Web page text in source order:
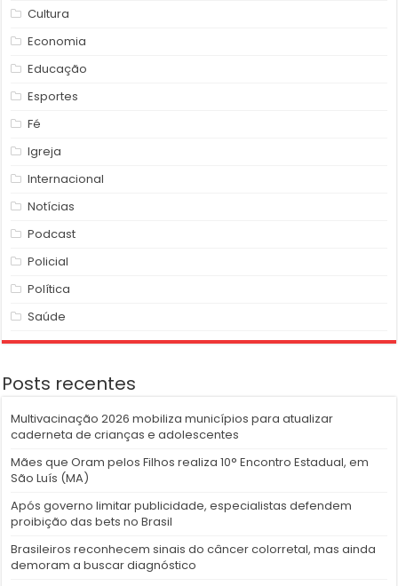
Cultura
Economia
Educação
Esportes
Fé
Igreja
Internacional
Notícias
Podcast
Policial
Política
Saúde
Posts recentes
Multivacinação 2026 mobiliza municípios para atualizar
caderneta de crianças e adolescentes
Mães que Oram pelos Filhos realiza 10° Encontro Estadual, em
São Luís (MA)
Após governo limitar publicidade, especialistas defendem
proibição das bets no Brasil
Brasileiros reconhecem sinais do câncer colorretal, mas ainda
demoram a buscar diagnóstico